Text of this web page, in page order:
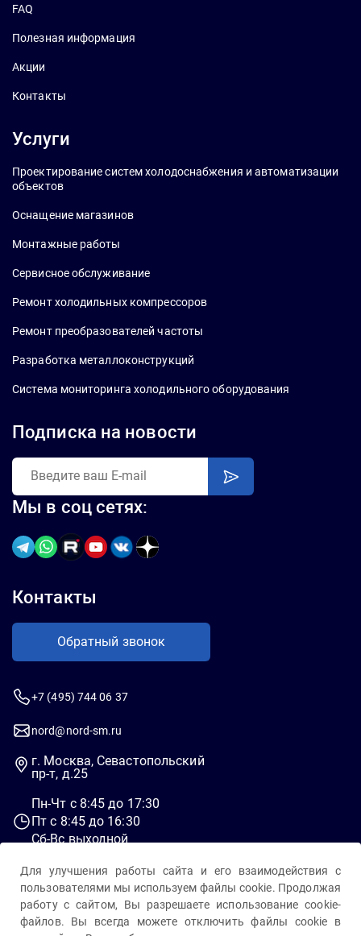
FAQ
Полезная информация
Акции
Контакты
Услуги
Проектирование систем холодоснабжения и автоматизации
объектов
Оснащение магазинов
Монтажные работы
Сервисное обслуживание
Ремонт холодильных компрессоров
Ремонт преобразователей частоты
Разработка металлоконструкций
Система мониторинга холодильного оборудования
Подписка на новости
Мы в соц сетях:
Контакты
Обратный звонок
+7 (495) 744 06 37
nord@nord-sm.ru
г. Москва, Севастопольский
пр-т, д.25
Пн-Чт c 8:45 до 17:30
Пт c 8:45 до 16:30
Сб-Вс выходной
Для улучшения работы сайта и его взаимодействия с
пользователями мы используем файлы cookie. Продолжая
работу с сайтом, Вы разрешаете использование cookie-
файлов. Вы всегда можете отключить файлы cookie в